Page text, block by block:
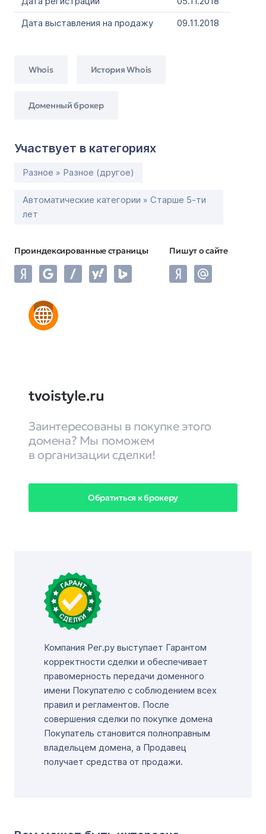
Дата выставления на продажу
09.11.2018
Whois История Whois
Доменный брокер
Участвует в категориях
Разное » Разное (другое)
Автоматические категории » Старше 5-ти
лет
Проиндексированные страницы Пишут о сайте
tvoistyle.ru
Заинтересованы в покупке этого
домена? Мы поможем
в организации сделки!
Обратиться к брокеру
Компания Рег.ру выступает Гарантом
корректности сделки и обеспечивает
правомерность передачи доменного
имени Покупателю с соблюдением всех
правил и регламентов. После
совершения сделки по покупке домена
Покупатель становится полноправным
владельцем домена, а Продавец
получает средства от продажи.